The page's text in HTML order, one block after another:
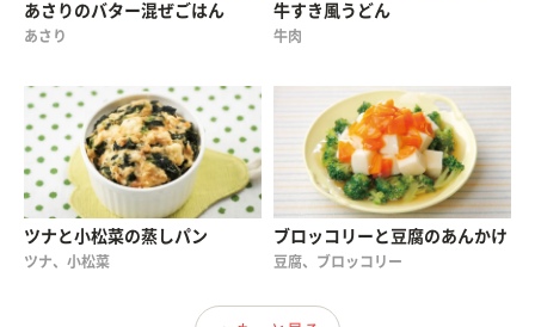
あさりのバター混ぜごはん
あさり
牛すき風うどん
牛肉
ツナと小松菜の蒸しパン
ツナ、小松菜
ブロッコリーと豆腐のあんかけ
豆腐、ブロッコリー